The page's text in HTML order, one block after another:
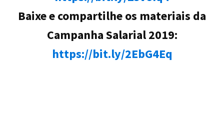
Baixe e compartilhe os materiais da
Campanha Salarial 2019:
https://bit.ly/2EbG4Eq